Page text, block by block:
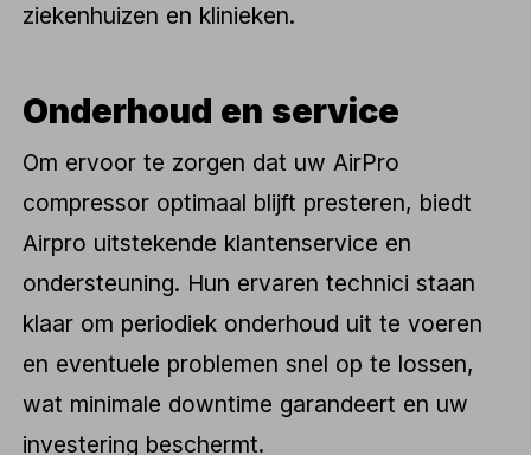
ziekenhuizen en klinieken.
Onderhoud en service
Om ervoor te zorgen dat uw AirPro
compressor optimaal blijft presteren, biedt
Airpro uitstekende klantenservice en
ondersteuning. Hun ervaren technici staan
klaar om periodiek onderhoud uit te voeren
en eventuele problemen snel op te lossen,
wat minimale downtime garandeert en uw
investering beschermt.